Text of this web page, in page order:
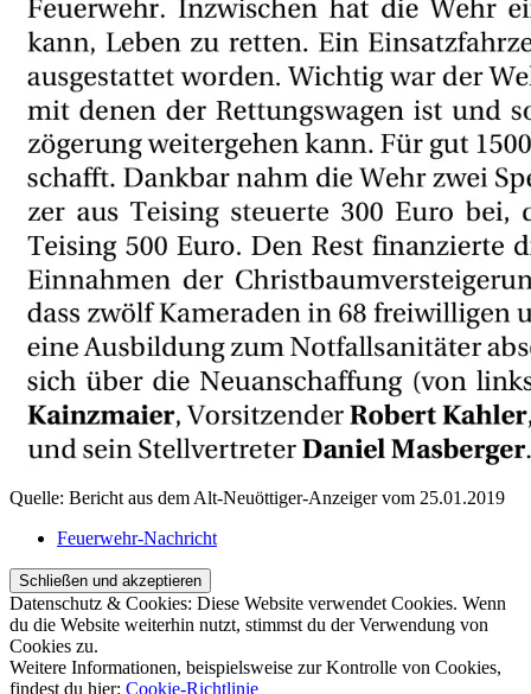
Quelle: Bericht aus dem Alt-Neuöttiger-Anzeiger vom 25.01.2019
Feuerwehr-Nachricht
Datenschutz & Cookies: Diese Website verwendet Cookies. Wenn
du die Website weiterhin nutzt, stimmst du der Verwendung von
Cookies zu.
Weitere Informationen, beispielsweise zur Kontrolle von Cookies,
findest du hier: Cookie-Richtlinie